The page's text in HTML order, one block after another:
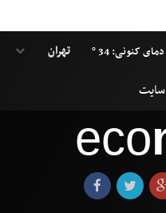
دمای کنونی: 34 °
eco